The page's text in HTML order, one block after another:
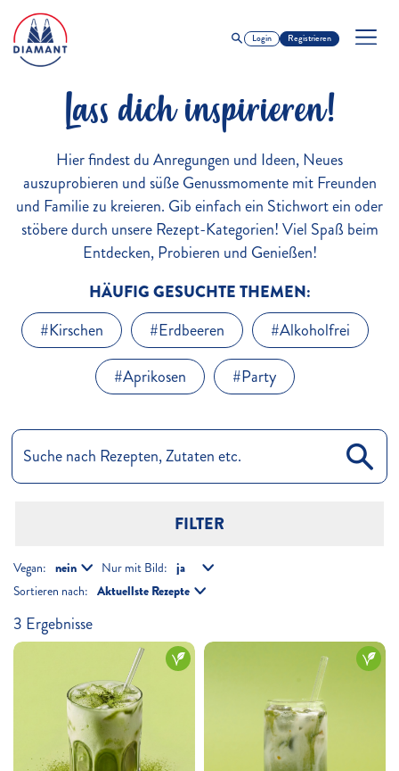
Login Registrieren
Lass dich inspirieren!
Hier findest du Anregungen und Ideen, Neues
auszuprobieren und süße Genussmomente mit Freunden
und Familie zu kreieren. Gib einfach ein Stichwort ein oder
stöbere durch unsere Rezept-Kategorien! Viel Spaß beim
Entdecken, Probieren und Genießen!
HÄUFIG GESUCHTE THEMEN:
#Kirschen
#Erdbeeren
#Alkoholfrei
#Aprikosen
#Party
FILTER
Vegan:
Nur mit Bild:
Sortieren nach:
3 Ergebnisse